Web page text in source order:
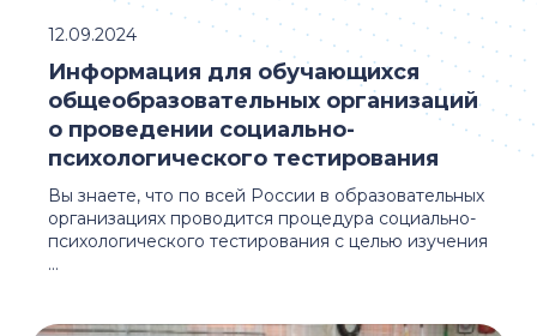
Вы знаете, что по всей России в образовательных
организациях проводится процедура социально-
психологического тестирования с целью изучения
...
Информация для обучающихся
общеобразовательных организаций
о проведении социально-
психологического тестирования
12.09.2024